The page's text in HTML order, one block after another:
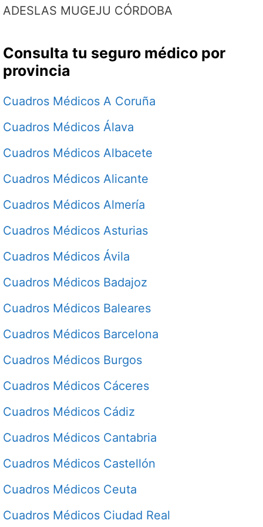
ADESLAS MUGEJU CÓRDOBA
Consulta tu seguro médico por
provincia
Cuadros Médicos A Coruña
Cuadros Médicos Álava
Cuadros Médicos Albacete
Cuadros Médicos Alicante
Cuadros Médicos Almería
Cuadros Médicos Asturias
Cuadros Médicos Ávila
Cuadros Médicos Badajoz
Cuadros Médicos Baleares
Cuadros Médicos Barcelona
Cuadros Médicos Burgos
Cuadros Médicos Cáceres
Cuadros Médicos Cádiz
Cuadros Médicos Cantabria
Cuadros Médicos Castellón
Cuadros Médicos Ceuta
Cuadros Médicos Ciudad Real